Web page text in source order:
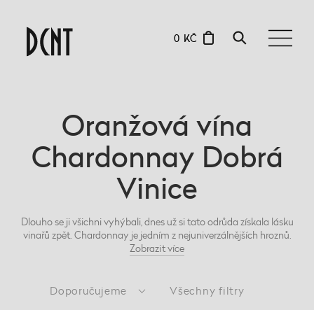
0 KČ
Oranžová vína
Chardonnay Dobrá
Vinice
Dlouho se ji všichni vyhýbali, dnes už si tato odrůda získala lásku
vinařů zpět. Chardonnay je jedním z nejuniverzálnějších hroznů.
Zobrazitvíce
Doporučujeme Všechny filtry